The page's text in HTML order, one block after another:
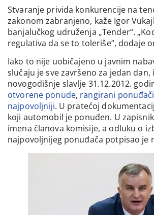
Stvaranje privida konkurencije na
zakonom zabranjeno, kaže Igor
banjalučkog udruženja „Tender“.
regulativa da se to toleriše“, dodaje
Iako to nije uobičajeno u javnim
slučaju je sve završeno za jedan dan,
novogodišnje slavlje 31.12.2012.
otvorene ponude, rangirani ponuđači
najpovoljniji. U pratećoj
koji automobil je ponuđen. U
imena članova komisije, a odluku o
najpovoljnijeg ponuđača potpisao je